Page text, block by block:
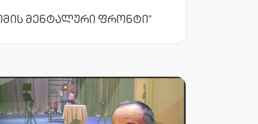
Მენტალური Ფრონტი”